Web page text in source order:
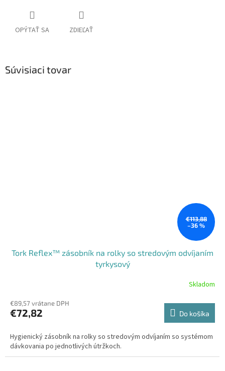
OPÝTAŤ SA ZDIEĽAŤ
Súvisiaci tovar
€113,88
–36 %
Tork Reflex™ zásobník na rolky so stredovým odvíjaním
tyrkysový
Skladom
€89,57 vrátane DPH
€72,82 Do košíka
Hygienický zásobník na rolky so stredovým odvíjaním so systémom
dávkovania po jednotlivých útržkoch.